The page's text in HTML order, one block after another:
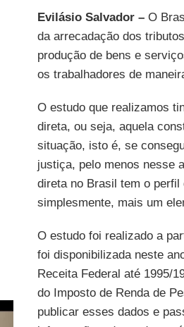
Evilásio Salvador –O
da arrecadação dos
produção de bens e
os trabalhadores de
O estudo que realizamos
direta, ou seja, aquela
situação, isto é, se
justiça, pelo menos nesse
direta no Brasil tem o
simplesmente, mais um
O estudo foi realizado a
foi disponibilizada neste
Receita Federal até 1995/
do Imposto de Renda de
publicar esses dados e